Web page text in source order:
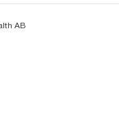
AB